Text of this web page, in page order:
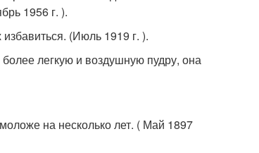
1956 г. ).
(Июль 1919 г. ).
легкую и воздушную пудру, она
на несколько лет. ( Май 1897